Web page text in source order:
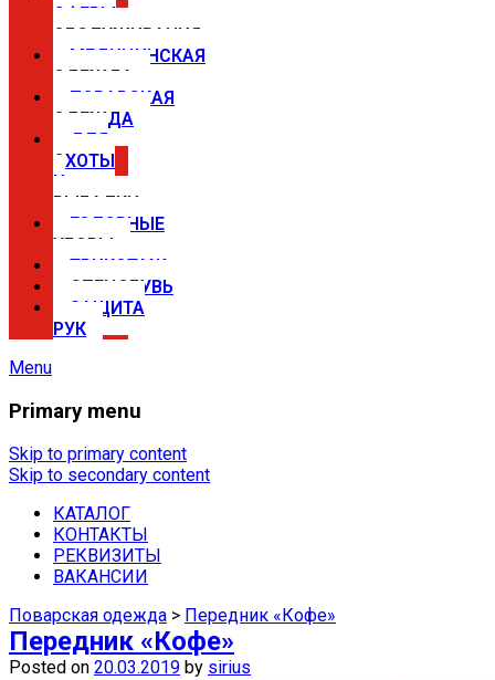
СФЕРЫ
ОБСЛУЖИВАНИЯ
МЕДИЦИНСКАЯ
ОДЕЖДА
ПОВАРСКАЯ
ОДЕЖДА
ДЛЯ
ОХОТЫ
И
РЫБАЛКИ
ГОЛОВНЫЕ
УБОРЫ
ТРИКОТАЖ
СПЕЦОБУВЬ
ЗАЩИТА
РУК
Menu
Спецодежда в Самаре —
магазины Сириус
Купить спецодежду, спецобувь,
средства защиты недорого можно в
наших магазинах в Самаре.
Primary menu
Skip to primary content
Skip to secondary content
КАТАЛОГ
КОНТАКТЫ
РЕКВИЗИТЫ
ВАКАНСИИ
Поварская одежда > Передник «Кофе»
Передник «Кофе»
Posted on 20.03.2019 by sirius